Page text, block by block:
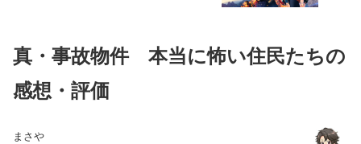
真・事故物件 本当に怖い住民たちの
感想・評価
まさや